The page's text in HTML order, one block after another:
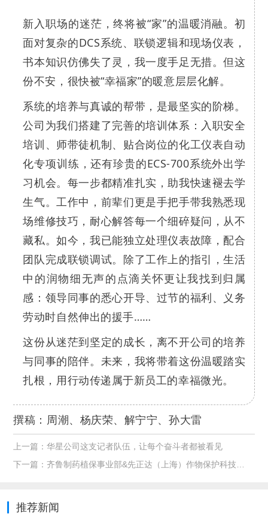
新入职场的迷茫，终将被“家”的温暖消融。初
面对复杂的DCS系统、联锁逻辑和现场仪表，
书本知识仿佛失了灵，我一度手足无措。但这
份不安，很快被“幸福家”的暖意层层化解。
系统的培养与真诚的帮带，是最坚实的阶梯。
公司为我们搭建了完善的培训体系：入职安全
培训、师带徒机制、贴合岗位的化工仪表自动
化专项训练，还有珍贵的ECS-700系统外出学
习机会。每一步都精准扎实，助我快速褪去学
生气。工作中，前辈们更是手把手带我熟悉现
场维修技巧，耐心解答每一个细碎疑问，从不
藏私。如今，我已能独立处理仪表故障，配合
团队完成联锁调试。除了工作上的指引，生活
中的润物细无声的点滴关怀更让我找到归属
感：领导同事的悉心开导、过节的福利、义务
劳动时自然伸出的援手……
这份从迷茫到坚定的成长，离不开公司的培养
与同事的陪伴。未来，我将带着这份温暖踏实
扎根，用行动传递属于新员工的幸福微光。
撰稿： 周潮、杨庆荣、解宁宁、孙大雷
上一篇：华星公司这支记者队伍，让每个奋斗者都被看见
下一篇：齐鲁制药植保事业部&先正达（上海）作物保护科技有限公司举行新产品合作签字仪式
推荐新闻